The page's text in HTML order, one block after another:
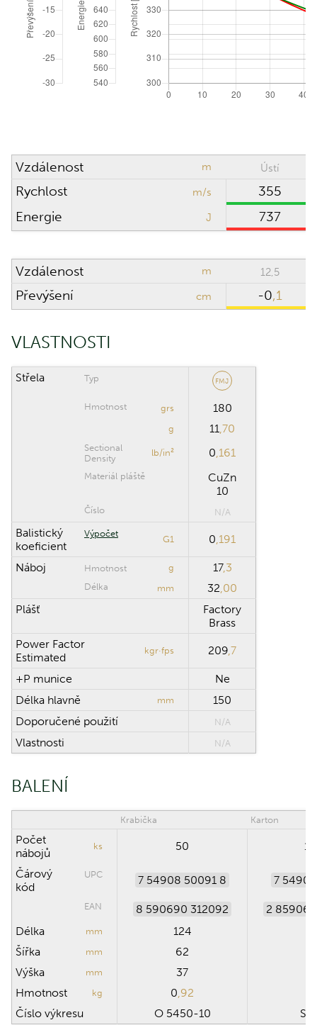
Vzdálenost m Ústí
Rychlost m/s
355
Energie
J 737
Vzdálenost m 12,5
Převýšení cm -0,1
VLASTNOSTI
Střela Typ FMJ
Hmotnost grs 180
g 11 ,70
Sectional
Density
lb/in² 0 ,161
Materiál pláště
CuZn
10
Číslo N/A
Balistický
koeficient
Výpočet
G1 0 ,191
Náboj Hmotnost g 17,3
Délka mm 32 ,00
Plášť
Factory
Brass
Power Factor
Estimated
kgr·fps 209 ,7
+P munice
Ne
Délka hlavně
mm
150
Doporučené použití
N/A
Vlastnosti N/A
BALENÍ
Krabička Karton
Počet
nábojů
ks 50
Čárový
kód
UPC 7 54908 50091 8 7
EAN 8 590690 312092
2
Délka
mm 124
Šířka
mm 62
Výška
mm 37
Hmotnost
kg 0 ,92
Číslo výkresu
O 5450-10